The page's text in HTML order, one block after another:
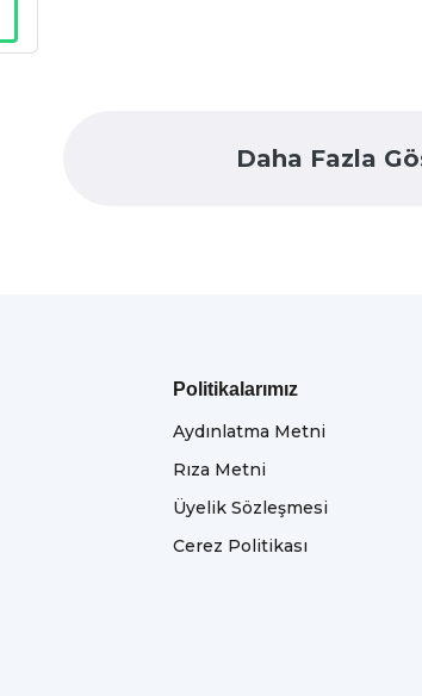
Daha Fazla
Politikalarımız
Aydınlatma Metni
Rıza Metni
Üyelik Sözleşmesi
Cerez Politikası